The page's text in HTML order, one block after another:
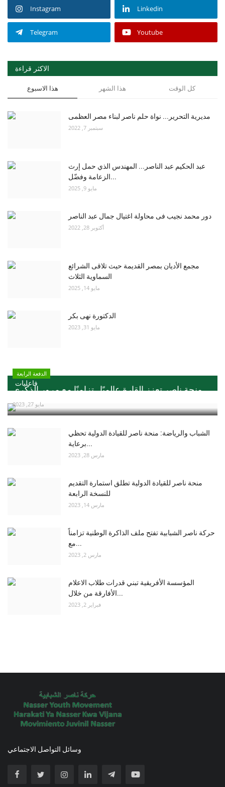
Instagram Linkedin
Telegram Youtube
الاكثر قراءة
هذا الاسبوع هذا الشهر كل الوقت
مديرية التحرير... نواة حلم ناصر لبناء مصر العظمى
سبتمبر 7, 2022
عبد الحكيم عبد الناصر... المهندس الذي حمل إرث
الزعامة وفضّل...
مايو 9, 2025
دور محمد نجيب فى محاولة اغتيال جمال عبد الناصر
أكتوبر 28, 2022
مجمع الأديان بمصر القديمة حيث تلاقى الشرائع
السماوية الثلاث
مايو 14, 2025
الدكتورة نهى بكر
مايو 31, 2023
فاعليات
الدفعة الرابعة
منحة ناصر تعزز القارة عالميًا ..تزامنًا مع مرور الذكري...
مايو 27, 2023
الشباب والرياضة: منحة ناصر للقيادة الدولية تحظي
برعاية...
مارس 28, 2023
منحة ناصر للقيادة الدولية تطلق استمارة التقديم
للنسخة الرابعة
مارس 14, 2023
حركة ناصر الشبابية تفتح ملف الذاكرة الوطنية تزامناً
مع...
مارس 2, 2023
المؤسسة الأفريقية تبني قدرات طلاب الاعلام
الأفارقة من خلال...
فبراير 2, 2023
وسائل التواصل الاجتماعي